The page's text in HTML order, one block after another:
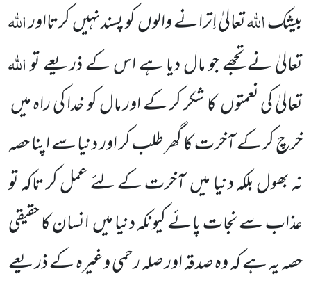
بیشکاللہتعالیٰ اِترانے والوںکو پسندنہیںکرتااوراللہ
تعالیٰ نے تجھے جو مال دیا ہے اس کے ذریعے تواللہ
تعالیٰ کی نعمتوںکا شکر کر کے اور مال کو خدا کی راہ میں
خرچ کر کے آخرت کا گھر طلب کر اور دنیا سے اپنا حصہ
نہ بھول بلکہ دنیا میںآخرت کے لئے عمل کر تاکہ تو
عذاب سے نجات پائے کیونکہ دنیا میںانسان کا حقیقی
حصہ یہ ہے کہ وہ صدقہ اور صلہ رحمی وغیرہ کے ذریعے